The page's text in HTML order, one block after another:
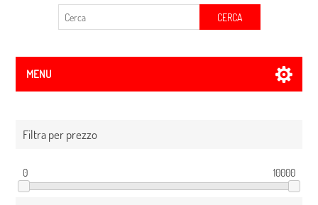
CERCA
MENU
Filtra per prezzo
0 10000